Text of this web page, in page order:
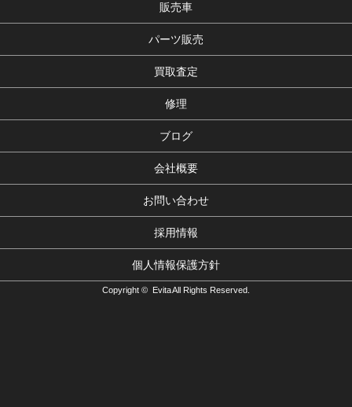
販売車
パーツ販売
買取査定
修理
ブログ
会社概要
お問い合わせ
採用情報
個人情報保護方針
Copyright © Evita All Rights Reserved.